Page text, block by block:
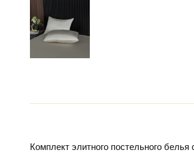
Комплект элитного постельного